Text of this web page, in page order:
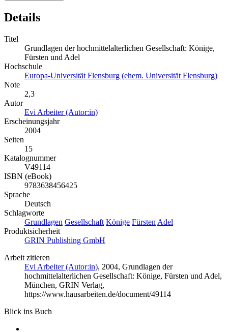
Details
Titel
Grundlagen der hochmittelalterlichen Gesellschaft: Könige,
Fürsten und Adel
Hochschule
Europa-Universität Flensburg (ehem. Universität Flensburg)
Note
2,3
Autor
Evi Arbeiter (Autor:in)
Erscheinungsjahr
2004
Seiten
15
Katalognummer
V49114
ISBN (eBook)
9783638456425
Sprache
Deutsch
Schlagworte
Grundlagen Gesellschaft Könige Fürsten Adel
Produktsicherheit
GRIN Publishing GmbH
Arbeit zitieren
Evi Arbeiter (Autor:in), 2004, Grundlagen der
hochmittelalterlichen Gesellschaft: Könige, Fürsten und Adel,
München, GRIN Verlag,
https://www.hausarbeiten.de/document/49114
Blick ins Buch